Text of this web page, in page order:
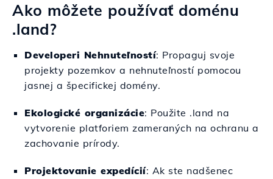
Ako môžete používať doménu
.land?
Developeri Nehnuteľností: Propaguj svoje
projekty pozemkov a nehnuteľností pomocou
jasnej a špecifickej domény.
Ekologické organizácie: Použite .land na
vytvorenie platforiem zameraných na ochranu a
zachovanie prírody.
Projektovanie expedícií: Ak ste nadšenec